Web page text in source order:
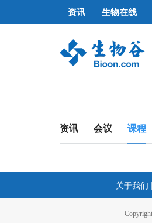
资讯 生物在线
资讯 会议 课程
关于我们 |